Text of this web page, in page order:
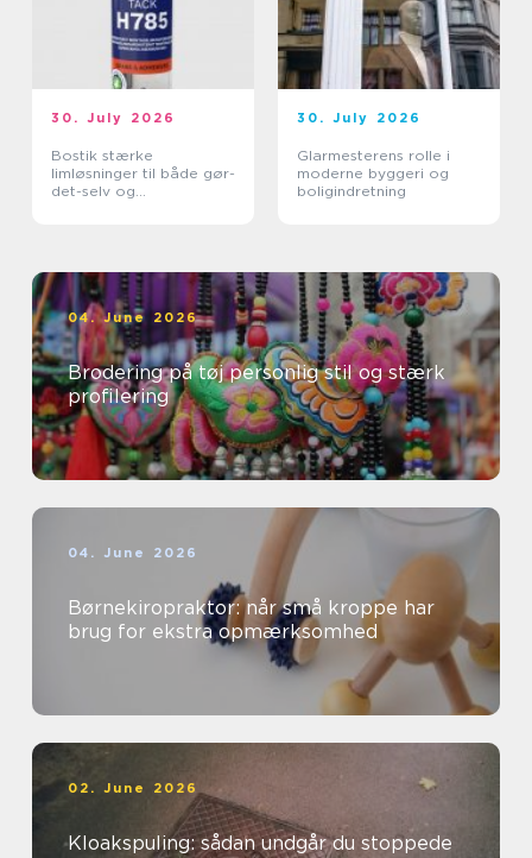
30. July 2026
Bostik stærke
limløsninger til både gør-
det-selv og
30. July 2026
Glarmesterens rolle i
moderne byggeri og
boligindretning
04. June 2026
Brodering på tøj personlig stil og stærk
profilering
04. June 2026
Børnekiropraktor: når små kroppe har
brug for ekstra opmærksomhed
02. June 2026
Kloakspuling: sådan undgår du stoppede